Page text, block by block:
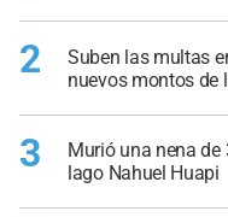
2
Suben las multas
nuevos montos de
3
Murió una nena de
lago Nahuel Huapi